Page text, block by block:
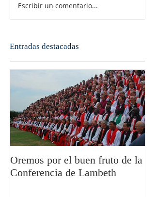
Escribir un comentario...
Entradas destacadas
Oremos por el buen fruto de la
Conferencia de Lambeth